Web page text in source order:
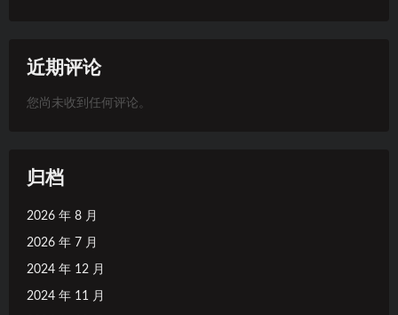
近期评论
您尚未收到任何评论。
归档
2026 年 8 月
2026 年 7 月
2024 年 12 月
2024 年 11 月